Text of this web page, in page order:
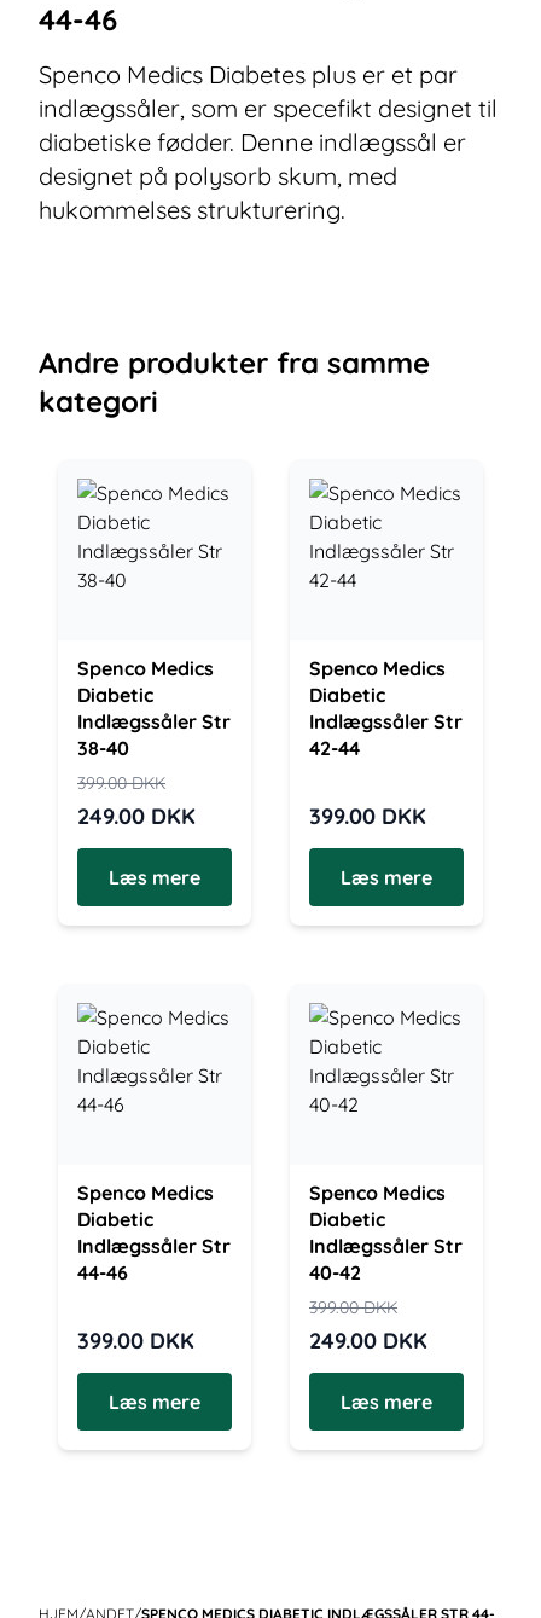
44-46
Spenco Medics Diabetes plus er et par
indlægssåler, som er specefikt designet til
diabetiske fødder. Denne indlægssål er
designet på polysorb skum, med
hukommelses strukturering.
Andre produkter fra samme
kategori
Spenco Medics
Diabetic
Indlægssåler Str
38-40
399.00DKK
249.00 DKK
Læs mere
Spenco Medics
Diabetic
Indlægssåler Str
42-44
399.00 DKK
Læs mere
Spenco Medics
Diabetic
Indlægssåler Str
44-46
399.00 DKK
Læs mere
Spenco Medics
Diabetic
Indlægssåler Str
40-42
399.00DKK
249.00 DKK
Læs mere
HJEM/ANDET/SPENCO MEDICS DIABETIC INDLÆGSSÅLER STR 44-